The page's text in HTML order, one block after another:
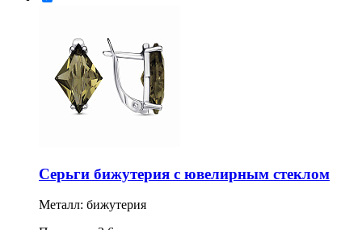
Серьги бижутерия с ювелирным стеклом
Металл: бижутерия